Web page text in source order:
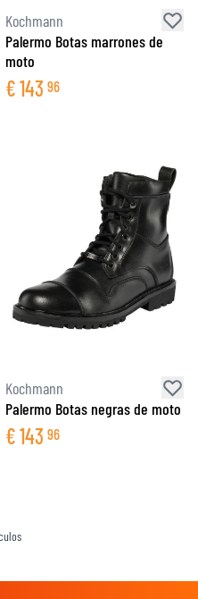
Kochmann
Palermo Botas marrones de
moto
€143 96
Kochmann
Palermo Botas negras de moto
€143 96